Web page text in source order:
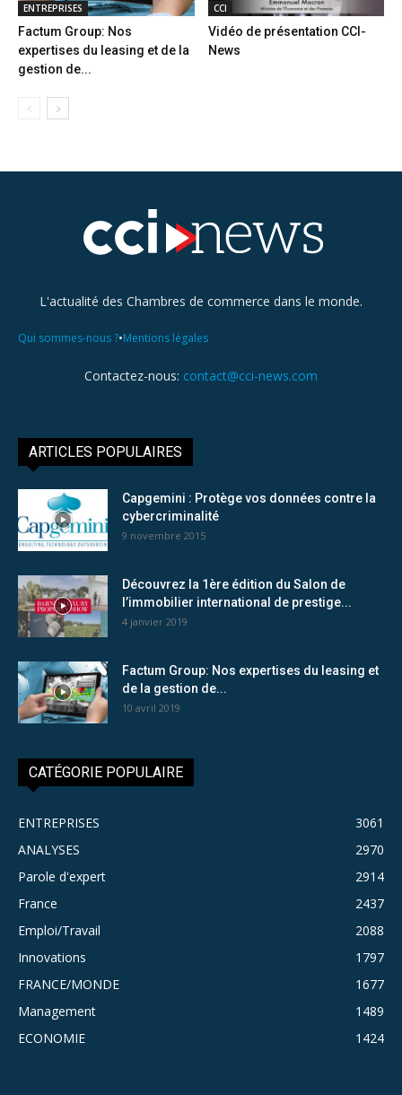
ENTREPRISES
Factum Group: Nos
expertises du leasing et de la
gestion de...
CCI
Vidéo de présentation CCI-
News
L'actualité des Chambres de commerce dans le monde.
Qui sommes-nous ?•Mentions légales
Contactez-nous: contact@cci-news.com
ARTICLES POPULAIRES
Capgemini : Protège vos données contre la
cybercriminalité
9 novembre 2015
Découvrez la 1ère édition du Salon de
l’immobilier international de prestige...
4 janvier 2019
Factum Group: Nos expertises du leasing et
de la gestion de...
10 avril 2019
CATÉGORIE POPULAIRE
ENTREPRISES
3061
ANALYSES
2970
Parole d'expert
2914
France
2437
Emploi/Travail
2088
Innovations
1797
FRANCE/MONDE
1677
Management
1489
ECONOMIE
1424